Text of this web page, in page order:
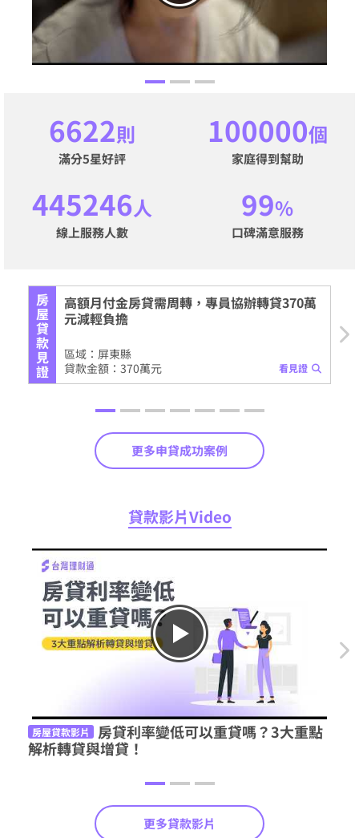
6622則
滿分5星好評
100000個
家庭得到幫助
445246人
線上服務人數
99%
口碑滿意服務
房
屋
貸
款
見
證
高額月付金房貸需周轉，專員協辦轉貸370萬
元減輕負擔
看見證
區域：屏東縣
貸款金額：370萬元
貸
款
更多申貸成功案例
貸款影片Video
房屋貸款影片
房貸利率變低可以重貸嗎？3大重點
解析轉貸與增貸！
更多貸款影片